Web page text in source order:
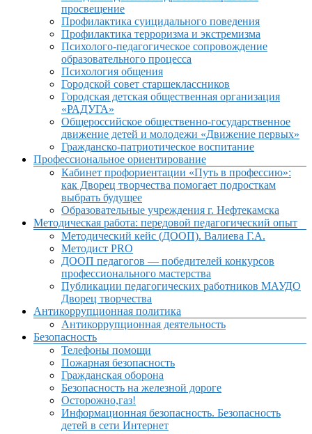
просвещение
Профилактика суицидального поведения
Профилактика терроризма и экстремизма
Психолого-педагогическое сопровождение
образовательного процесса
Психология общения
Городской совет старшеклассников
Городская детская общественная организация
«РАДУГА»
Общероссийское общественно-государственное
движение детей и молодежи «Движение первых»
Гражданско-патриотическое воспитание
Профессиональное ориентирование
Кабинет профориентации «Путь в профессию»:
как Дворец творчества помогает подросткам
выбрать будущее
Образовательные учреждения г. Нефтекамска
Методическая работа: передовой педагогический опыт
Методический кейс (ДООП). Валиева Г.А.
Методист PRO
ДООП педагогов — победителей конкурсов
профессионального мастерства
Публикации педагогических работников МАУДО
Дворец творчества
Антикоррупционная политика
Антикоррупционная деятельность
Безопасность
Телефоны помощи
Пожарная безопасность
Гражданская оборона
Безопасность на железной дороге
Осторожно,газ!
Информационная безопасность. Безопасность
детей в сети Интернет